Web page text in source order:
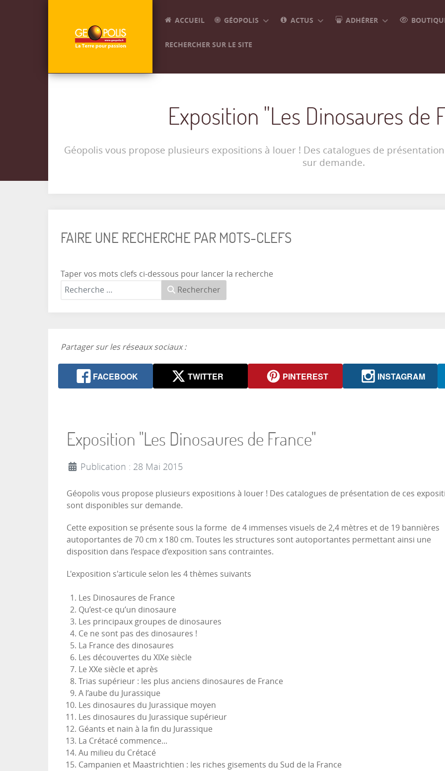
ACCUEIL GÉOPOLIS ACTUS ADHÉRER
RECHERCHER SUR LE SITE
Exposition "Les Dinosaures de
Géopolis vous propose plusieurs expositions à louer ! Des catalogues de
sur demande.
FAIRE UNE RECHERCHE PAR MOTS-CLEFS
Taper vos mots clefs ci-dessous pour lancer la recherche
Rechercher
Partager sur les réseaux sociaux :
FACEBOOK TWITTER PINTEREST INSTAGRAM
Exposition "Les Dinosaures de France"
Publication : 28 Mai 2015
Géopolis vous propose plusieurs expositions à louer ! Des catalogues de présentation de ces
sont disponibles sur demande.
Cette exposition se présente sous la forme de 4 immenses visuels de 2,4 mètres et de 19 bannières
autoportantes de 70 cm x 180 cm. Toutes les structures sont autoportantes permettant ainsi une
disposition dans l’espace d’exposition sans contraintes.
L'exposition s'articule selon les 4 thèmes suivants
Les Dinosaures de France
Qu’est-ce qu’un dinosaure
Les principaux groupes de dinosaures
Ce ne sont pas des dinosaures !
La France des dinosaures
Les découvertes du XIXe siècle
Le XXe siècle et après
Trias supérieur : les plus anciens dinosaures de France
A l’aube du Jurassique
Les dinosaures du Jurassique moyen
Les dinosaures du Jurassique supérieur
Géants et nain à la fin du Jurassique
La Crétacé commence...
Au milieu du Crétacé
Campanien et Maastrichtien : les riches gisements du Sud de la France